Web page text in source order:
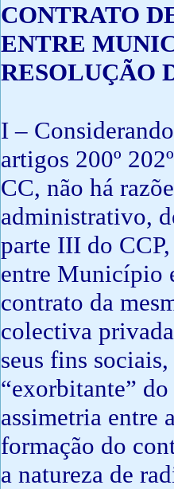
CONTRATO
ENTRE
RESOLUÇÃO
I –
artigos 200º
CC, não há
administrativo,
parte III do
entre Município
contrato da
colectiva
seus fins
“exorbitante”
assimetria entre
formação do
a natureza de